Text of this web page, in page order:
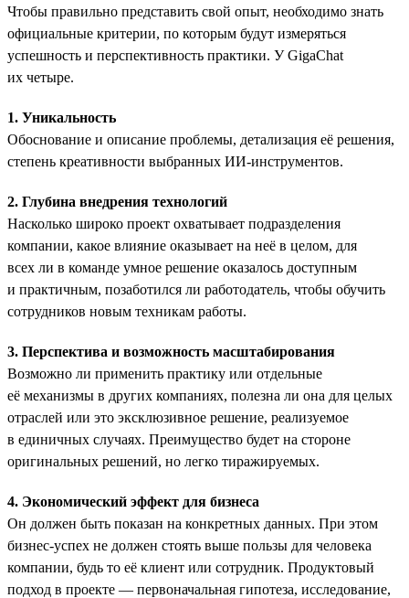
Чтобы правильно представить свой опыт, необходимо знать
официальные критерии, по которым будут измеряться
успешность и перспективность практики. У GigaChat
их четыре.
1. Уникальность
Обоснование и описание проблемы, детализация её решения,
степень креативности выбранных ИИ-инструментов.
2. Глубина внедрения технологий
Насколько широко проект охватывает подразделения
компании, какое влияние оказывает на неё в целом, для
всех ли в команде умное решение оказалось доступным
и практичным, позаботился ли работодатель, чтобы обучить
сотрудников новым техникам работы.
3. Перспектива и возможность масштабирования
Возможно ли применить практику или отдельные
её механизмы в других компаниях, полезна ли она для целых
отраслей или это эксклюзивное решение, реализуемое
в единичных случаях. Преимущество будет на стороне
оригинальных решений, но легко тиражируемых.
4. Экономический эффект для бизнеса
Он должен быть показан на конкретных данных. При этом
бизнес-успех не должен стоять выше пользы для человека
компании, будь то её клиент или сотрудник. Продуктовый
подход в проекте — первоначальная гипотеза, исследование,